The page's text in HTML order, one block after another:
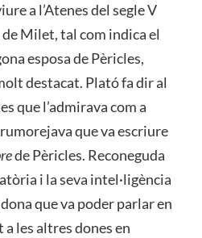
a l’Atenes del segle V
Milet, tal com indica el
esposa de Pèricles,
destacat. Plató fa dir al
que l’admirava com a
que va escriure
de Pèricles. Reconeguda
i la seva intel·ligència
dona que va poder parlar en
les altres dones en